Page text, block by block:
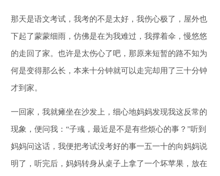
那天是语文考试，我考的不是太好，我伤心极了，屋外也
下起了蒙蒙细雨，仿佛是在为我难过，我撑着伞，慢悠悠
的走回了家。也许是太伤心了吧，那原来短暂的路不知为
何是变得那么长，本来十分钟就可以走完却用了三十分钟
才到家。
一回家，我就瘫坐在沙发上，细心地妈妈发现我这反常的
现象，便问我：“子彧，最近是不是有些烦心的事？”听到
妈妈问这话，我便把考试没考好的事一五一十的向妈妈说
明了，听完后，妈妈转身从桌子上拿了一个坏苹果，放在